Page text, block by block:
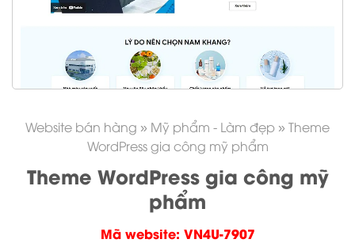
Website bán hàng » Mỹ phẩm - Làm đẹp » Theme
WordPress gia công mỹ phẩm
Theme WordPress gia công mỹ
phẩm
Mã website: VN4U-7907